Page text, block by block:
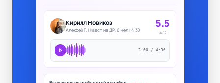
Кирилл Новиков
Алексей Г. | Квест на ДР, 6 чел | 4:30 5.5
из 10
play_arrow 3:00 / 4:30